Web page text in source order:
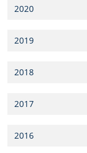
2020
2019
2018
2017
2016